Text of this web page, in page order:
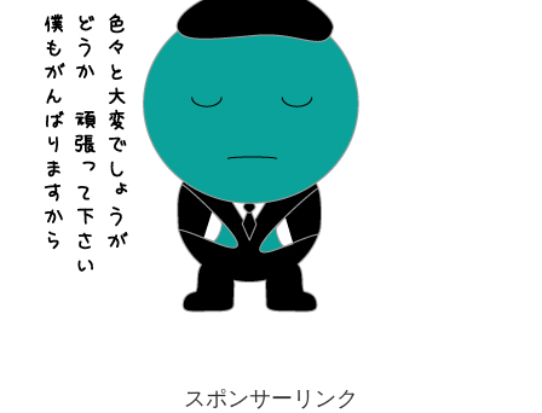
スポンサーリンク